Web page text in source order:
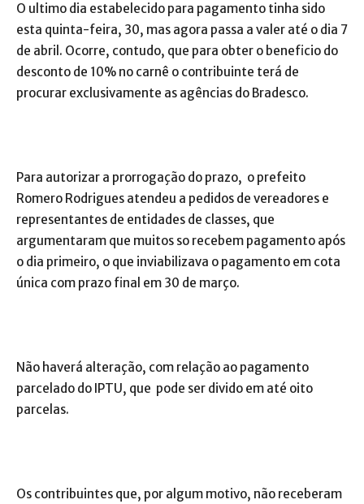
O ultimo dia estabelecido para pagamento tinha sido
esta quinta-feira, 30, mas agora passa a valer até o dia 7
de abril. Ocorre, contudo, que para obter o beneficio do
desconto de 10% no carnê o contribuinte terá de
procurar exclusivamente as agências do Bradesco.
Para autorizar a prorrogação do prazo, o prefeito
Romero Rodrigues atendeu a pedidos de vereadores e
representantes de entidades de classes, que
argumentaram que muitos so recebem pagamento após
o dia primeiro, o que inviabilizava o pagamento em cota
única com prazo final em 30 de março.
Não haverá alteração, com relação ao pagamento
parcelado do IPTU, que pode ser divido em até oito
parcelas.
Os contribuintes que, por algum motivo, não receberam